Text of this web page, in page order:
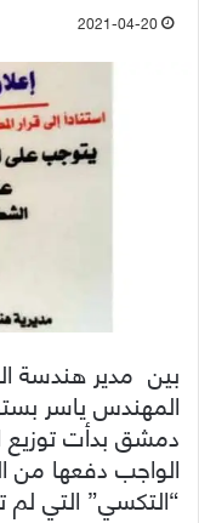
2021-04-20
بين مدير هندسة
المهندس ياسر
دمشق بدأت توزيع
الواجب دفعها من
“التكسي” التي لم